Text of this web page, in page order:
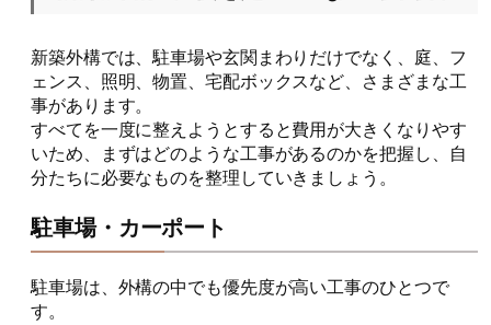
新築外構では、駐車場や玄関まわりだけでなく、庭、フ
ェンス、照明、物置、宅配ボックスなど、さまざまな工
事があります。
すべてを一度に整えようとすると費用が大きくなりやす
いため、まずはどのような工事があるのかを把握し、自
分たちに必要なものを整理していきましょう。
駐車場・カーポート
駐車場は、外構の中でも優先度が高い工事のひとつで
す。